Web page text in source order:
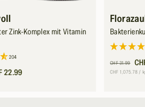
Zink-Komplex mit Vitamin
204
22.99
Normaler
Preis
CHF 31.99
Grundpreis
CHF 1,075.78 /